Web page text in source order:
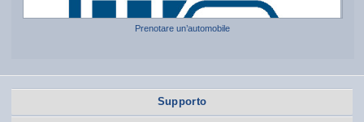
Prenotare un’automobile
Supporto